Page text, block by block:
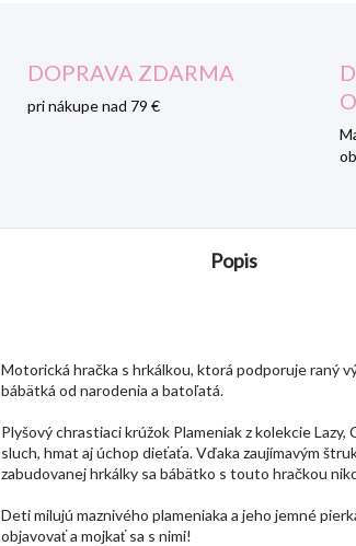
DOPRAVA ZDARMA
pri nákupe nad 79 €
Popis
Motorická hračka s hrkálkou, ktorá podporuje raný
bábätká od narodenia a batoľatá.
Plyšový chrastiaci krúžok Plameniak z kolekcie
sluch, hmat aj úchop dieťaťa. Vďaka zaujímavým
zabudovanej hrkálky sa bábätko s touto hračkou
Deti milujú maznivého plameniaka a jeho jemné
objavovať a mojkať sa s nimi!